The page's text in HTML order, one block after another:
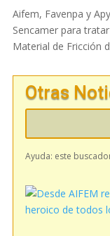
Aifem, Favenpa y
Sencamer para
Material de Fricción
Otras
Ayuda: este